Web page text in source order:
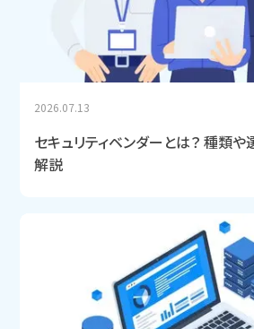
2026.07.13
セキュリティベンダーとは？ 種類や
解説